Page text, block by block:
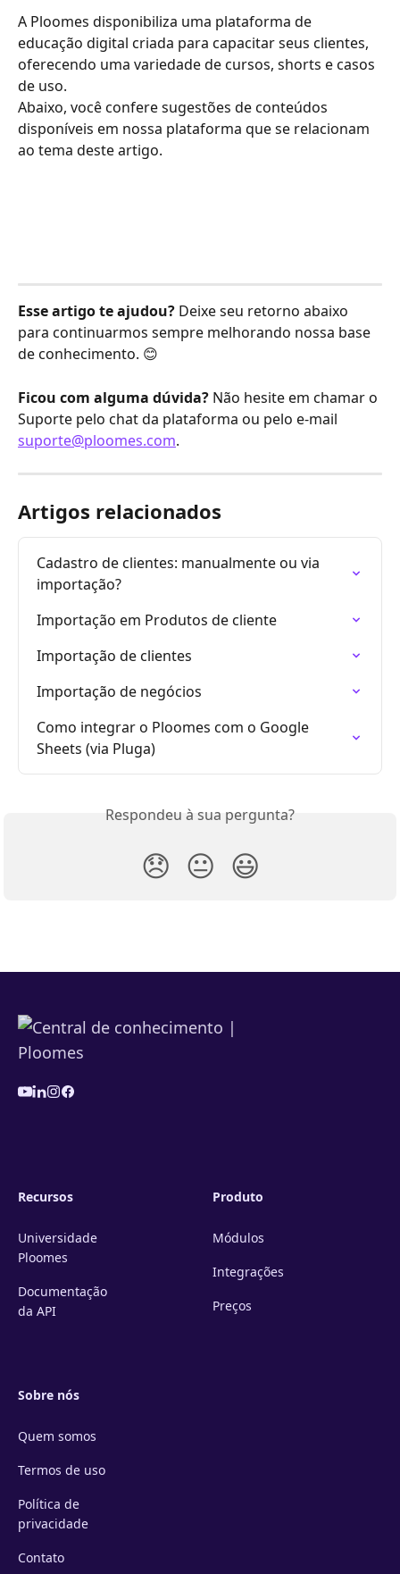
A Ploomes disponibiliza uma plataforma de
educação digital criada para capacitar seus clientes,
oferecendo uma variedade de cursos, shorts e casos
de uso.
Abaixo, você confere sugestões de conteúdos
disponíveis em nossa plataforma que se relacionam
ao tema deste artigo.
Esse artigo te ajudou? Deixe seu retorno abaixo
para continuarmos sempre melhorando nossa base
de conhecimento. 😊
Ficou com alguma dúvida? Não hesite em chamar o
Suporte pelo chat da plataforma ou pelo e-mail
suporte@ploomes.com.
Artigos relacionados
Cadastro de clientes: manualmente ou via
importação?
Importação em Produtos de cliente
Importação de clientes
Importação de negócios
Como integrar o Ploomes com o Google
Sheets (via Pluga)
Respondeu à sua pergunta?
😞 😐 😃
Recursos
Universidade
Ploomes
Documentação
da API
Produto
Módulos
Integrações
Preços
Sobre nós
Quem somos
Termos de uso
Política de
privacidade
Contato